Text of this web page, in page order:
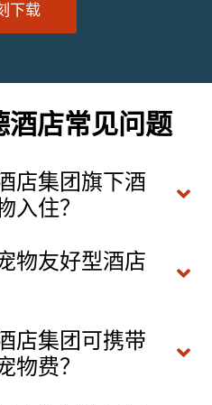
下载
酒店常见问题
店集团旗下酒
入住？
物友好型酒店
店集团可携带
物费？